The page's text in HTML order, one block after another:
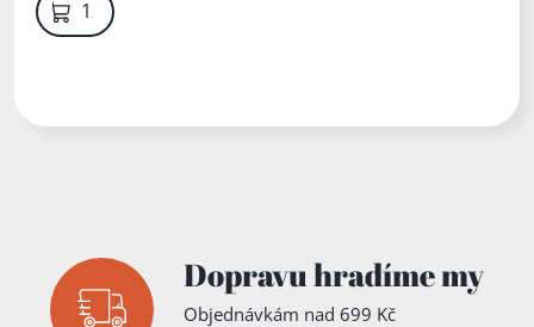
129 Kč
Dopravu hradíme my
Objednávkám nad 699 Kč